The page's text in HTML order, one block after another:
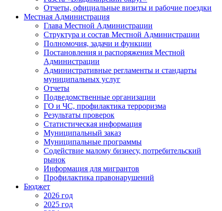
Отчеты, официальные визиты и рабочие поездки
Местная Администрация
Глава Местной Администрации
Структура и состав Местной Администрации
Полномочия, задачи и функции
Постановления и распоряжения Местной
Администрации
Административные регламенты и стандарты
муниципальных услуг
Отчеты
Подведомственные организации
ГО и ЧС, профилактика терроризма
Результаты проверок
Статистическая информация
Муниципальный заказ
Муниципальные программы
Содействие малому бизнесу, потребительский
рынок
Информация для мигрантов
Профилактика правонарушений
Бюджет
2026 год
2025 год